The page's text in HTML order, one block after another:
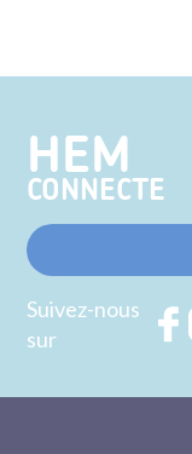
HEM
CONNECTE
Suivez-nous
sur